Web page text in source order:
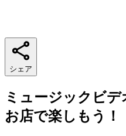
シェア
ミュージックビ
お店で楽しもう！